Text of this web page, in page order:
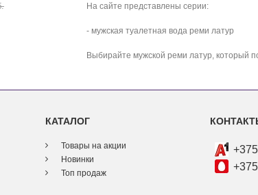
270 руб. 275 руб.
На сайте представлены серии:
- мужская туалетная вода реми латур
Выбирайте мужской реми латур, который
КАТАЛОГ
Товары на акции
Новинки
Топ продаж